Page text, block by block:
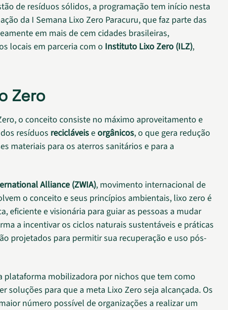
de resíduos sólidos, a programação tem início nesta
da I Semana Lixo Zero Paracuru, que faz parte das
em mais de cem cidades brasileiras,
locais em parceria com o Instituto Lixo Zero (ILZ),
Zero
o conceito consiste no máximo aproveitamento e
resíduos recicláveiseorgânicos, o que gera redução
materiais para os aterros sanitários e para a
Alliance (ZWIA), movimento internacional de
o conceito e seus princípios ambientais, lixo zero é
eficiente e visionária para guiar as pessoas a mudar
a incentivar os ciclos naturais sustentáveis e práticas
projetados para permitir sua recuperação e uso pós-
plataforma mobilizadora por nichos que tem como
soluções para que a meta Lixo Zero seja alcançada. Os
número possível de organizações a realizar um